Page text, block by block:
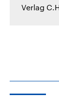
Verlag